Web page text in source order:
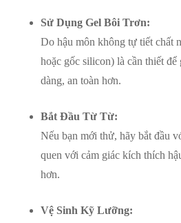
Sử Dụng Gel Bôi Trơn:
Do hậu môn không tự tiết chất
hoặc gốc silicon) là cần thiết
dàng, an toàn hơn.
Bắt Đầu Từ Từ:
Nếu bạn mới thử, hãy bắt đầu
quen với cảm giác kích thích
hơn.
Vệ Sinh Kỹ Lưỡng: